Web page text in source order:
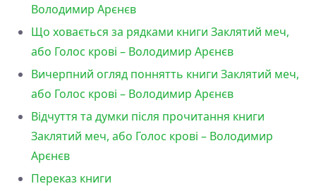
Володимир Арєнєв
Що ховається за рядками книги Заклятий меч,
або Голос крові – Володимир Арєнєв
Вичерпний огляд поннятть книги Заклятий меч,
або Голос крові – Володимир Арєнєв
Відчуття та думки після прочитання книги
Заклятий меч, або Голос крові – Володимир
Арєнєв
Переказ книги